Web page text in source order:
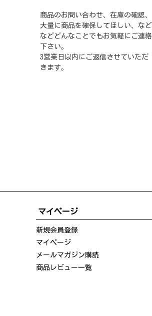
商品のお問い合わせ、在庫の確認、
大量に商品を確保してほしい、など
などどんなことでもお気軽にご連絡
下さい。
3営業日以内にご返信させていただ
きます。
マイページ
新規会員登録
マイページ
メールマガジン購読
商品レビュー一覧